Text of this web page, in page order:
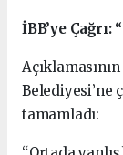
İBB’ye
Belediyesi’ne
tamamladı: